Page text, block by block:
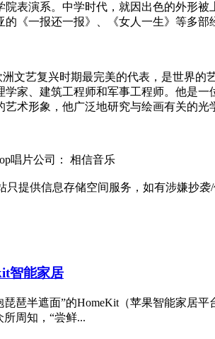
表演系。中学时代，就因出色的外形
《一报还一报》、《女人一生》等多部
洲文艺复兴时期最完美的代表，是世界
家、建筑工程师和军事工程师。他是
术形象，他广泛地研究与绘画有关的光
唱片公司： 相信音乐
提供信息存储空间服务，如有涉嫌抄袭
智能家居
琶半遮面”的HomeKit（苹果智能家居
周知，“尝鲜...